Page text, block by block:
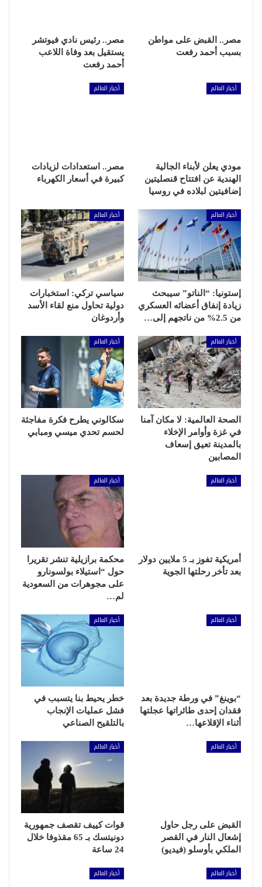
مصر.. القبض على مواطن
بسبب أحمد رفعت
مصر.. رئيس نادي فيوتشر
يستقيل بعد وفاة اللاعب
أحمد رفعت
أخبار العالم
مودي يعلن لأبناء الجالية
الهندية عن افتتاح قنصليتين
إضافيتين لبلاده في روسيا
أخبار العالم
مصر.. استعدادات لزيادات
كبيرة في أسعار الكهرباء
أخبار العالم
إستونيا: “الناتو” سيبحث
زيادة إنفاق أعضائه العسكري
من 2.5% من ناتجهم إلى…
أخبار العالم
سياسي تركي: استخبارات
دولية تحاول منع لقاء الأسد
وأردوغان
أخبار العالم
الصحة العالمية: لا مكان آمنا
في غزة وأوامر الإخلاء
بالمدينة تعيق إسعاف
المصابين
أخبار العالم
سكالوني يطرح فكرة مفاجئة
لحسم تحدي ميسي ومبابي
أخبار العالم
أمريكية تفوز بـ 5 ملايين دولار
بعد تأخر رحلتها الجوية
أخبار العالم
محكمة برازيلية تنشر تقريرا
حول “استيلاء بولسونارو
على مجوهرات من السعودية
لم…
أخبار العالم
“بوينغ” في ورطة جديدة بعد
فقدان إحدى طائراتها عجلتها
أثناء الإقلاعها…
أخبار العالم
خطر يحيط بنا يتسبب في
فشل عمليات الإنجاب
بالتلقيح الصناعي
أخبار العالم
القبض على رجل حاول
إشعال النار في القصر
الملكي بأوسلو (فيديو)
أخبار العالم
قوات كييف تقصف جمهورية
دونيتسك بـ 65 مقذوفا خلال
24 ساعة
أخبار العالم أخبار العالم